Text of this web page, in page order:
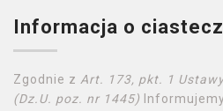
Informacja o
Zgodnie z Art. 173, pkt. 1
(Dz.U. poz. nr 1445)